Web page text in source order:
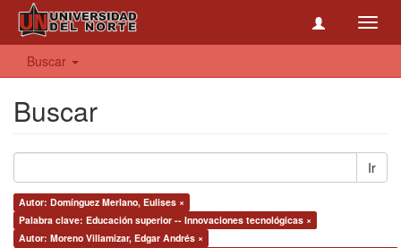
Buscar
Buscar
Ir
Autor: Domínguez Merlano, Eulises ×
Palabra clave: Educación superior -- Innovaciones tecnológicas ×
Autor: Moreno Villamizar, Edgar Andrés ×